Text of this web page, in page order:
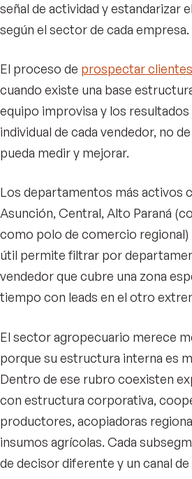
señal de actividad y estandarizar
según el sector de cada empresa.
El proceso de prospectar clientes
cuando existe una base
equipo improvisa y los
individual de cada vendedor, no
pueda medir y mejorar.
Los departamentos más activos
Asunción, Central, Alto Paraná
como polo de comercio regional)
útil permite filtrar por
vendedor que cubre una zona
tiempo con leads en el otro
El sector agropecuario merece
porque su estructura interna es
Dentro de ese rubro coexisten
con estructura corporativa,
productores, acopiadoras
insumos agrícolas. Cada
de decisor diferente y un canal